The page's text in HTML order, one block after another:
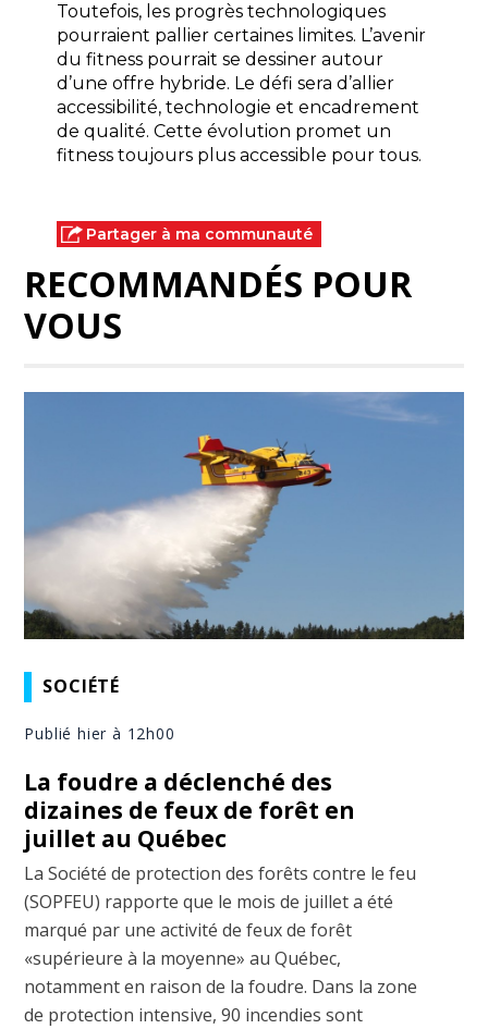
Toutefois, les progrès technologiques
pourraient pallier certaines limites. L’avenir
du fitness pourrait se dessiner autour
d’une offre hybride. Le défi sera d’allier
accessibilité, technologie et encadrement
de qualité. Cette évolution promet un
fitness toujours plus accessible pour tous.
Partager à ma communauté
RECOMMANDÉS POUR
VOUS
SOCIÉTÉ
Publié hier à 12h00
La foudre a déclenché des
dizaines de feux de forêt en
juillet au Québec
La Société de protection des forêts contre le feu
(SOPFEU) rapporte que le mois de juillet a été
marqué par une activité de feux de forêt
«supérieure à la moyenne» au Québec,
notamment en raison de la foudre. Dans la zone
de protection intensive, 90 incendies sont